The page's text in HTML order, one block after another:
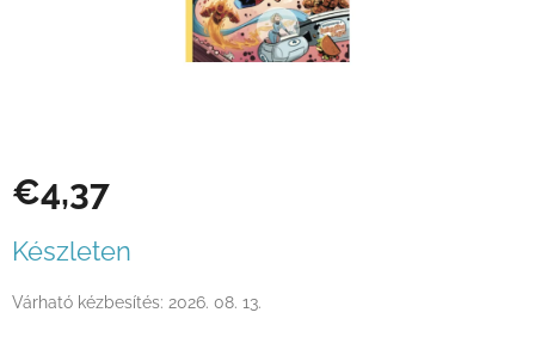
€4,37
Készleten
Várható kézbesítés: 2026. 08. 13.